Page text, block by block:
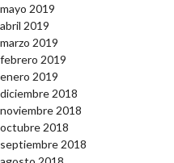
mayo 2019
abril 2019
marzo 2019
febrero 2019
enero 2019
diciembre 2018
noviembre 2018
octubre 2018
septiembre 2018